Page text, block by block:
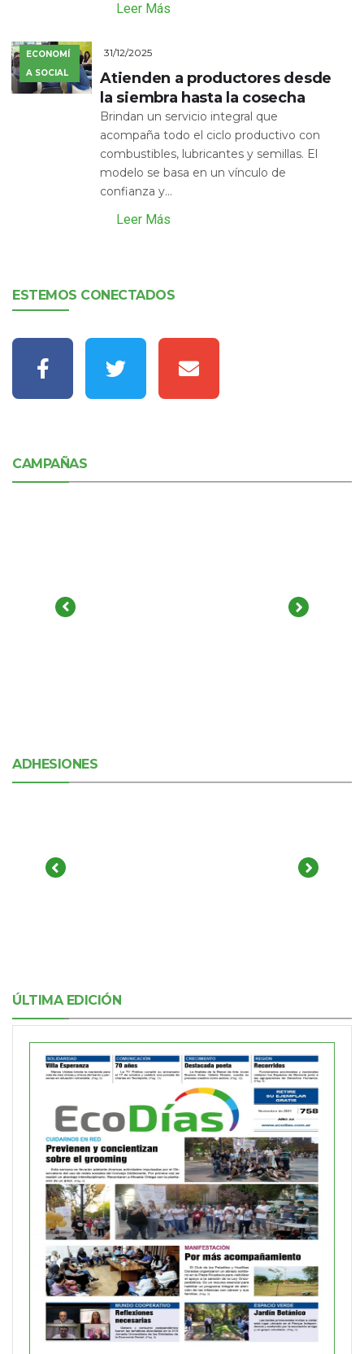
Leer Más
ECONOMÍ
A SOCIAL
31/12/2025
Atienden a productores desde
la siembra hasta la cosecha
Brindan un servicio integral que
acompaña todo el ciclo productivo con
combustibles, lubricantes y semillas. El
modelo se basa en un vínculo de
confianza y...
Leer Más
ESTEMOS CONECTADOS
CAMPAÑAS
ADHESIONES
ÚLTIMA EDICIÓN